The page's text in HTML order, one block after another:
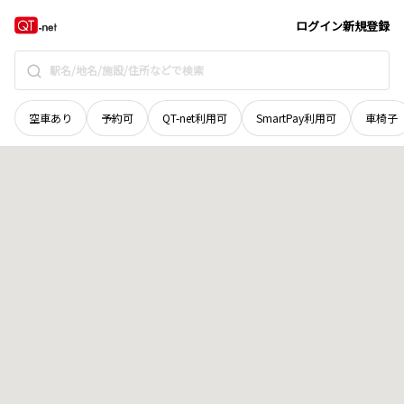
ログイン新規登録
空車あり 予約可 QT-net利用可 SmartPay利用可 車椅子
広島県